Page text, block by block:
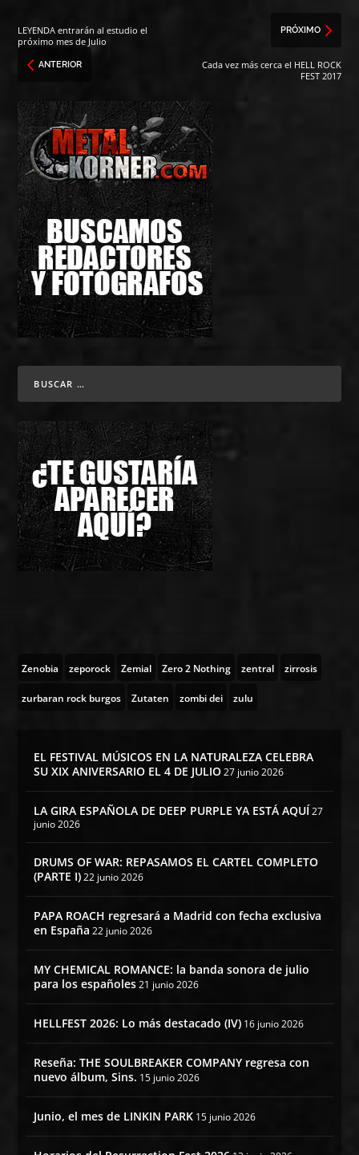
LEYENDA entrarán al estudio el
próximo mes de Julio
ANTERIOR
PRÓXIMO
Cada vez más cerca el HELL ROCK
FEST 2017
Zenobia zeporock Zemial Zero 2 Nothing zentral zirrosis
zurbaran rock burgos Zutaten zombi dei zulu
EL FESTIVAL MÚSICOS EN LA NATURALEZA CELEBRA
SU XIX ANIVERSARIO EL 4 DE JULIO 27 junio 2026
LA GIRA ESPAÑOLA DE DEEP PURPLE YA ESTÁ AQUÍ 27
junio 2026
DRUMS OF WAR: REPASAMOS EL CARTEL COMPLETO
(PARTE I) 22 junio 2026
PAPA ROACH regresará a Madrid con fecha exclusiva
en España 22 junio 2026
MY CHEMICAL ROMANCE: la banda sonora de julio
para los españoles 21 junio 2026
HELLFEST 2026: Lo más destacado (IV) 16 junio 2026
Reseña: THE SOULBREAKER COMPANY regresa con
nuevo álbum, Sins. 15 junio 2026
Junio, el mes de LINKIN PARK 15 junio 2026